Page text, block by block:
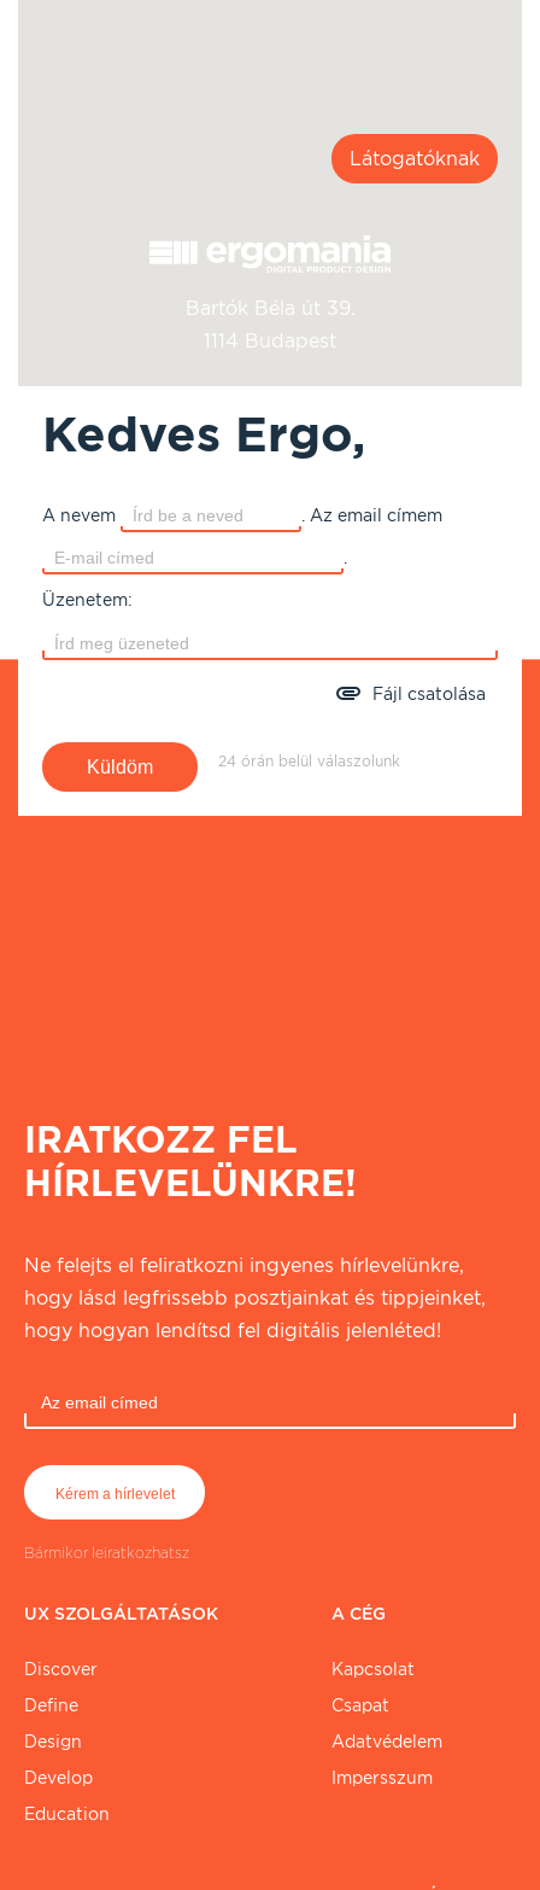
Kedves Ergo,
A nevem . Az email címem
.
Üzenetem:
Fájl csatolása
24 órán belül válaszolunk
Bartók Béla út 39.
1114 Budapest
Látogatóknak
IRATKOZZ FEL
HÍRLEVELÜNKRE!
Ne felejts el feliratkozni ingyenes hírlevelünkre,
hogy lásd legfrissebb posztjainkat és tippjeinket,
hogy hogyan lendítsd fel digitális jelenléted!
Bármikor leiratkozhatsz
UX SZOLGÁLTATÁSOK
Discover
Define
Design
Develop
Education
A CÉG
Kapcsolat
Csapat
Adatvédelem
Impersszum